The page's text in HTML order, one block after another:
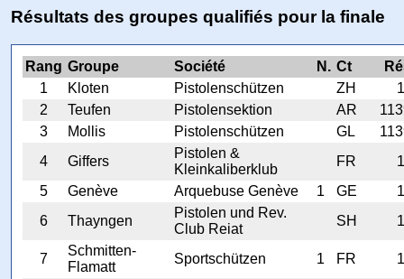
Résultats des groupes qualifiés pour la finale
Rang Groupe Société N. Ct
1
Kloten Pistolenschützen ZH
2
Teufen Pistolensektion AR
3
Mollis Pistolenschützen GL
4
Giffers
Pistolen &
Kleinkaliberklub
FR
5
Genève Arquebuse Genève 1 GE
6
Thayngen
Pistolen und Rev.
Club Reiat
SH
7
Schmitten-
Flamatt
Sportschützen 1 FR